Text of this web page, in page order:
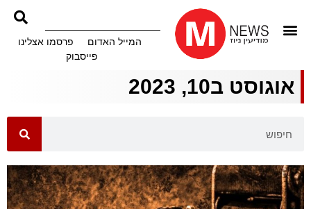
המייל האדום
פרסמו אצלינו
פייסבוק
אוגוסט ב10, 2023